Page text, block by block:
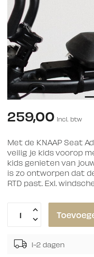
259,00 Incl. btw
Met de KNAAP Seat
veilig je kids voorop
kids genieten van
is zo ontworpen dat
RTD past. Exl.
1-2 dagen